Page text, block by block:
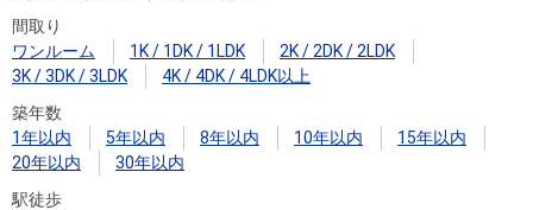
間取り
ワンルーム
1K / 1DK / 1LDK
2K / 2DK / 2LDK
3K / 3DK / 3LDK
4K / 4DK / 4LDK以上
築年数
1年以内
5年以内 8年以内 10年以内
15年以内
20年以内
30年以内
駅徒歩